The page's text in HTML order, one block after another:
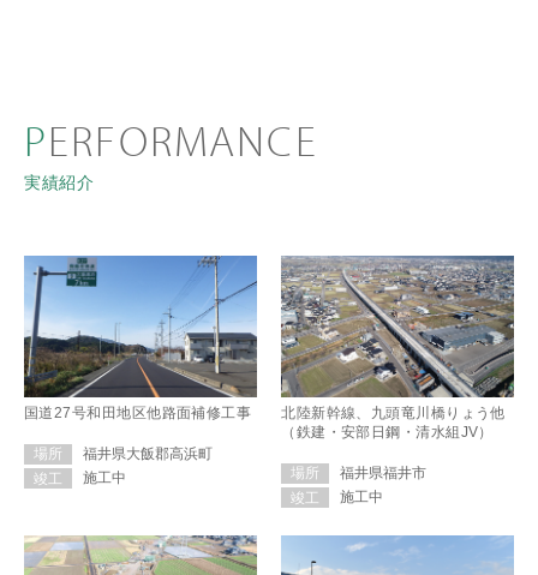
PERFORMANCE
実績紹介
国道27号和田地区他路面補修工事
場所
福井県大飯郡高浜町
竣工
施工中
北陸新幹線、九頭竜川橋りょう他
（鉄建・安部日鋼・清水組JV）
場所
福井県福井市
竣工
施工中